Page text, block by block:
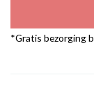
*Gratis bezorging